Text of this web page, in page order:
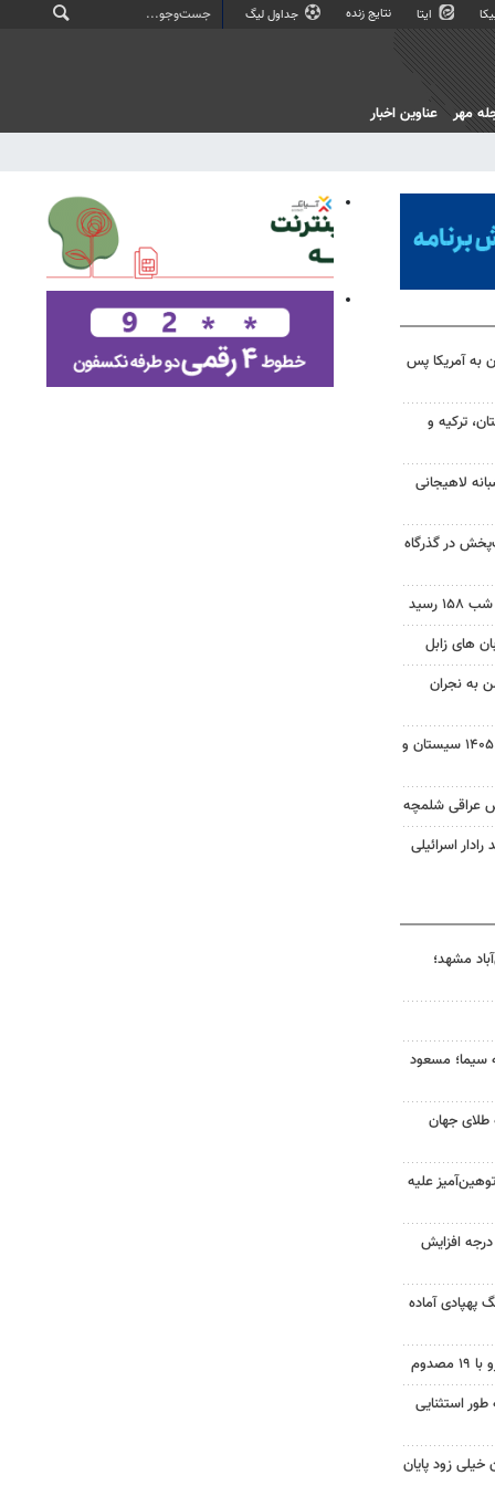
ایتا نتایج زنده جداول لیگ
مهر عناوین اخبار
به آمریکا پس
ترکیه و
لاهیجانی
در گذرگاه
به نجران
بسته خبری شبانه ۱۵ مردادماه ۱۴۰۵ سیستان و
عراقی شلمچه
اسرائیلی
مشهد؛
سیما؛ مسعود
طلای جهان
علیه
هوا در خراسان رضوی ۴ درجه افزایش
پهپادی آماده
طور استثنایی
خیلی زود پایان